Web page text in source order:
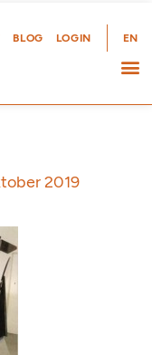
BLOG LOGIN EN
2019